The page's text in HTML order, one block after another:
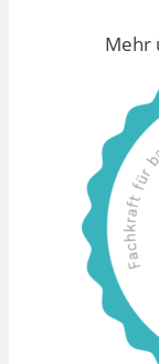
Mehr